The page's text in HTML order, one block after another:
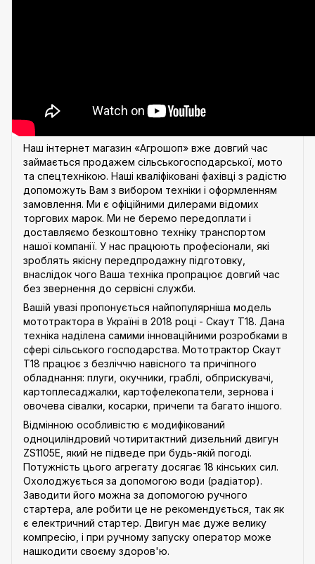
Наш інтернет магазин «Агрошоп» вже довгий час
займається продажем сільськогосподарської, мото
та спецтехнікою. Наші кваліфіковані фахівці з радістю
допоможуть Вам з вибором техніки і оформленням
замовлення. Ми є офіційними дилерами відомих
торгових марок. Ми не беремо передоплати і
доставляємо безкоштовно техніку транспортом
нашої компанії. У нас працюють професіонали, які
зроблять якісну передпродажну підготовку,
внаслідок чого Ваша техніка пропрацює довгий час
без звернення до сервісні служби.
Вашій увазі пропонується найпопулярніша модель
мототрактора в Україні в 2018 році - Скаут Т18. Дана
техніка наділена самими інноваційними розробками в
сфері сільського господарства. Мототрактор Скаут
Т18 працює з безліччю навісного та причіпного
обладнання: плуги, окучники, граблі, обприскувачі,
картоплесаджалки, картофелекопатели, зернова і
овочева сівалки, косарки, причепи та багато іншого.
Відмінною особливістю є модифікований
одноциліндровий чотиритактний дизельний двигун
ZS1105E, який не підведе при будь-якій погоді.
Потужність цього агрегату досягає 18 кінських сил.
Охолоджується за допомогою води (радіатор).
Заводити його можна за допомогою ручного
стартера, але робити це не рекомендується, так як
є електричний стартер. Двигун має дуже велику
компресію, і при ручному запуску оператор може
нашкодити своєму здоров'ю.